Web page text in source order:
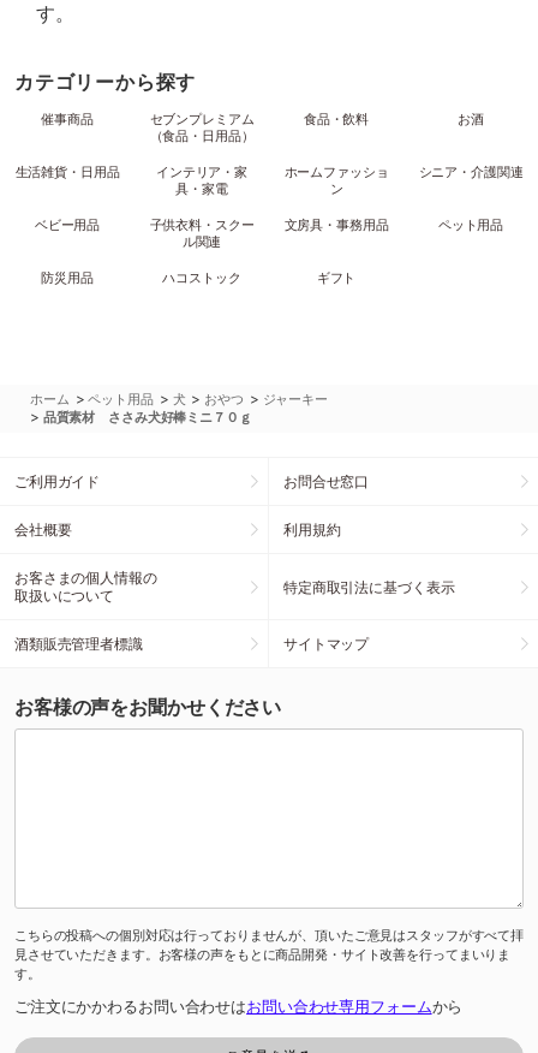
す。
カテゴリーから探す
催事商品
セブンプレミアム
（食品・日用品）
食品・飲料 お酒
生活雑貨・日用品
インテリア・家
具・家電
ホームファッショ
ン
シニア・介護関連
ベビー用品
子供衣料・スクー
ル関連
文房具・事務用品 ペット用品
防災用品 ハコストック ギフト
ホーム >ペット用品 > 犬 > おやつ > ジャーキー
> 品質素材 ささみ犬好棒ミニ７０ｇ
ご利用ガイド お問合せ窓口
会社概要 利用規約
お客さまの個人情報の
取扱いについて
特定商取引法に基づく表示
酒類販売管理者標識 サイトマップ
お客様の声をお聞かせください
こちらの投稿への個別対応は行っておりませんが、頂いたご意見はスタッフがすべて拝
見させていただきます。お客様の声をもとに商品開発・サイト改善を行ってまいりま
す。
ご注文にかかわるお問い合わせはお問い合わせ専用フォームから